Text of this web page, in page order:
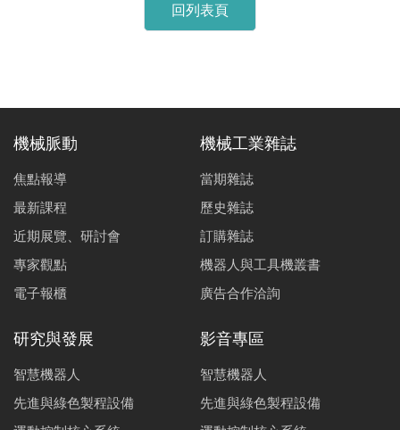
回列表頁
機械脈動
焦點報導
最新課程
近期展覽、研討會
專家觀點
電子報櫃
機械工業雜誌
當期雜誌
歷史雜誌
訂購雜誌
機器人與工具機叢書
廣告合作洽詢
研究與發展
智慧機器人
先進與綠色製程設備
影音專區
智慧機器人
先進與綠色製程設備